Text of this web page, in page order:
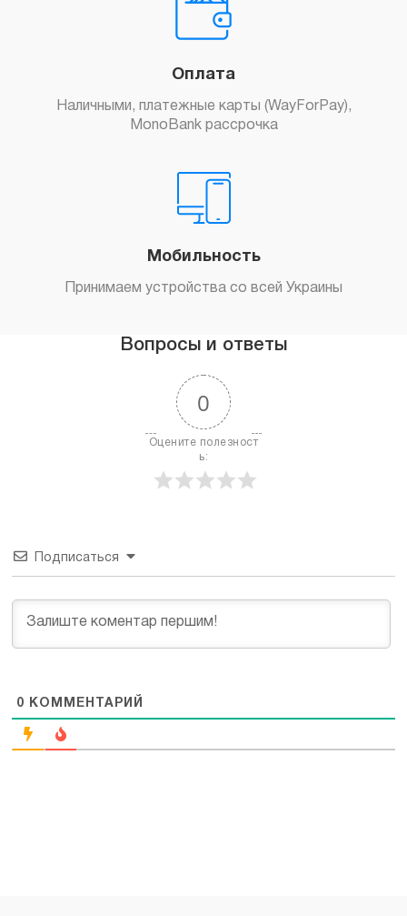
Оплата
Наличными, платежные карты (WayForPay),
MonoBank рассрочка
Мобильность
Принимаем устройства со всей Украины
Вопросы и ответы
0
Оцените полезност
ь:
Подписаться
0 КОММЕНТАРИЙ